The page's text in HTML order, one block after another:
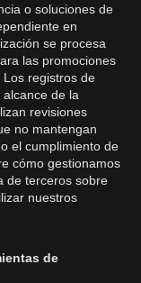
o soluciones de
en
se procesa
las promociones
registros de
de la
revisiones
no mantengan
el cumplimiento de
cómo gestionamos
de terceros sobre
nuestros
de